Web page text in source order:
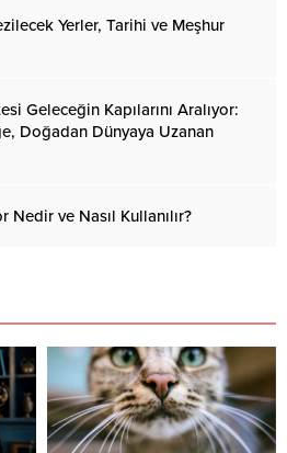
Yerler, Tarihi ve Meşhur
Geleceğin Kapılarını Aralıyor:
Doğadan Dünyaya Uzanan
ve Nasıl Kullanılır?